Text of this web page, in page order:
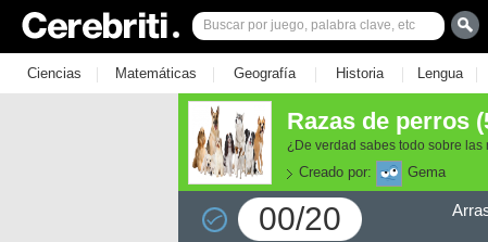
Ciencias | Matemáticas | Geografía | Historia | Lengua |
Razas de perros
¿De verdad sabes todo sobre
Creado por: Gema
00/20